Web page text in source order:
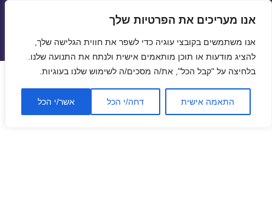
אנו מעריכים את הפרטיות שלך
אנו משתמשים בקובצי עוגיה כדי לשפר את חווית הגלישה שלך,
להציג מודעות או תוכן מותאמים אישית ולנתח את התנועה שלנו.
בלחיצה על "קבל הכל", את/ה מסכים/ה לשימוש שלנו בעוגיות.
התאמה אישית דחה/י הכל אשר/י הכל
תפריטים
ווידג'טים